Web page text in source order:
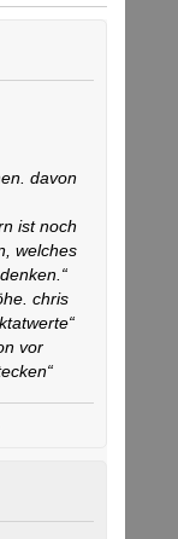
davon
ist noch
welches
chris
vor